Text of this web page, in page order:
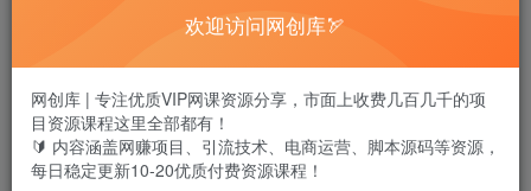
市面卖188/388/888的now直播无限拉新操作
欢迎访问网创库🏹
网创库 | 专注优质VIP网课资源分享，市面上收费几百几千的项
目资源课程这里全部都有！
🔰 内容涵盖网赚项目、引流技术、电商运营、脚本源码等资源，
每日稳定更新10-20优质付费资源课程！